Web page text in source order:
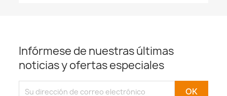
Infórmese de nuestras últimas
noticias y ofertas especiales